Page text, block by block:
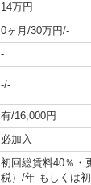
14万円
0ヶ月/30万円/-
-
-/-
有/16,000円
必加入
初回総賃料40％・
税）/年 もしくは